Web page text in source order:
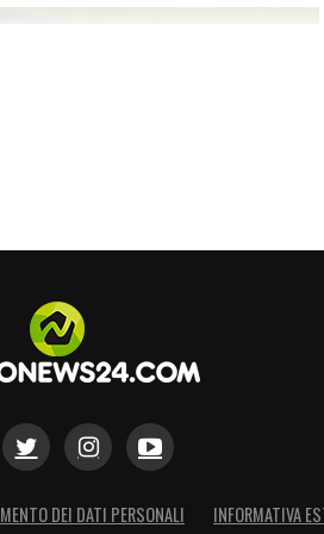
DEI DATI PERSONALI INFORMATIVA